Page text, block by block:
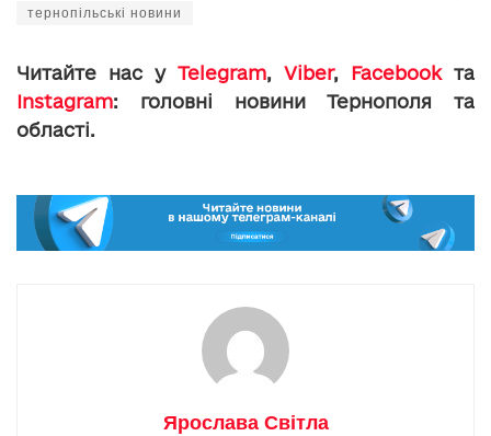
тернопільські новини
Читайте нас у Telegram, Viber, Facebookта
Instagram: головні новини Тернополя та
області.
Ярослава Світла